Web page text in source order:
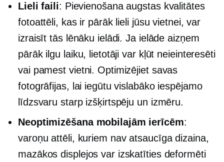
Lieli faili: Pievienošanaaugstas kvalitātes
fotoattēli, kas ir pārāk lieli jūsu vietnei, var
izraisīt tās lēnāku ielādi. Ja ielāde aizņem
pārāk ilgu laiku, lietotāji var kļūt neieinteresēti
vai pamest vietni. Optimizējiet savas
fotogrāfijas, lai iegūtu vislabāko iespējamo
līdzsvaru starp izšķirtspēju un izmēru.
Neoptimizēšana mobilajām ierīcēm:
varoņu attēli, kuriem nav atsaucīga dizaina,
mazākos displejos var izskatīties deformēti